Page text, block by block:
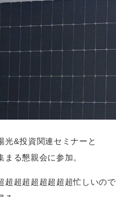
光&投資関連セミナーと
まる懇親会に参加。
超超超超超超超超忙しいので